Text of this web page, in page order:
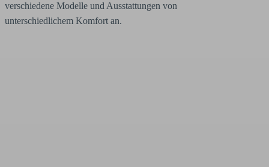
verschiedene Modelle und Ausstattungen von
unterschiedlichem Komfort an.